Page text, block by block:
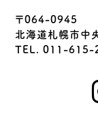
〒064-0945
北海道札幌市中
TEL. 011-615-